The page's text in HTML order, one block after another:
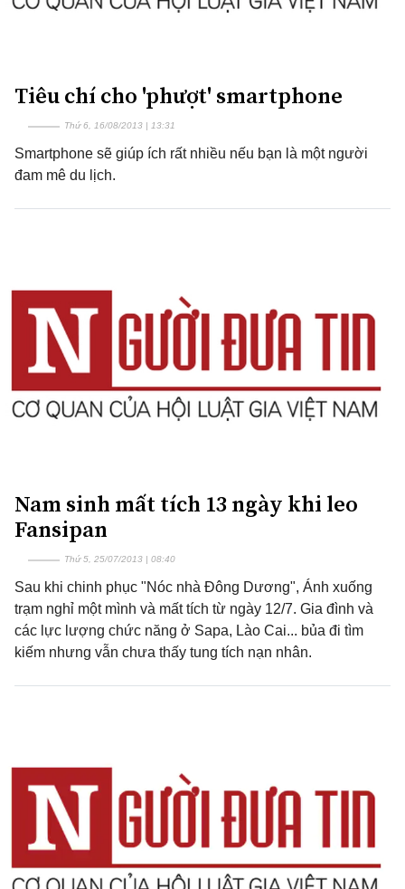
Tiêu chí cho 'phượt' smartphone
Thứ 6, 16/08/2013 | 13:31
Smartphone sẽ giúp ích rất nhiều nếu bạn là một người
đam mê du lịch.
Nam sinh mất tích 13 ngày khi leo
Fansipan
Thứ 5, 25/07/2013 | 08:40
Sau khi chinh phục "Nóc nhà Đông Dương", Ánh xuống
trạm nghỉ một mình và mất tích từ ngày 12/7. Gia đình và
các lực lượng chức năng ở Sapa, Lào Cai... bủa đi tìm
kiếm nhưng vẫn chưa thấy tung tích nạn nhân.